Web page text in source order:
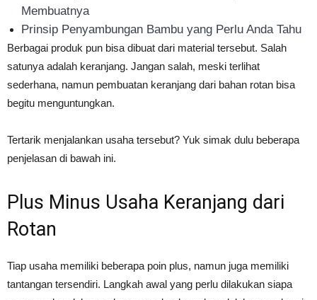
Membuatnya
Prinsip Penyambungan Bambu yang Perlu Anda Tahu
Berbagai produk pun bisa dibuat dari material tersebut. Salah
satunya adalah keranjang. Jangan salah, meski terlihat
sederhana, namun pembuatan keranjang dari bahan rotan bisa
begitu menguntungkan.
Tertarik menjalankan usaha tersebut? Yuk simak dulu beberapa
penjelasan di bawah ini.
Plus Minus Usaha Keranjang dari
Rotan
Tiap usaha memiliki beberapa poin plus, namun juga memiliki
tantangan tersendiri. Langkah awal yang perlu dilakukan siapa